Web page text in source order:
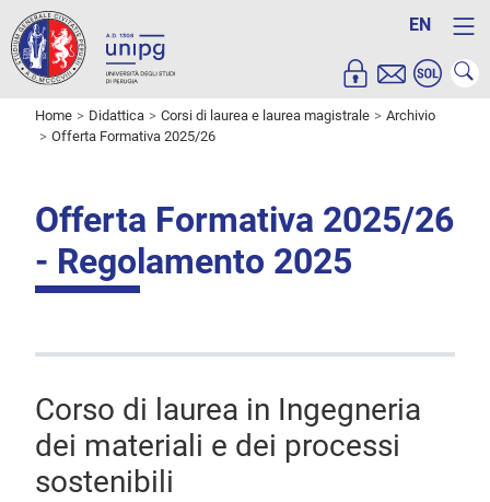
EN
Home Didattica Corsi di laurea e laurea magistrale
Archivio
Offerta Formativa 2025/26
Offerta Formativa 2025/26
- Regolamento 2025
Corso di laurea in Ingegneria
dei materiali e dei processi
sostenibili